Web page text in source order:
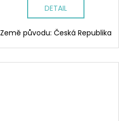
DETAIL
Země původu: Česká Republika